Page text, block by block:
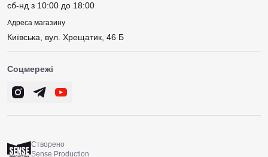
сб-нд з 10:00 до 18:00
Адреса магазину
Київська, вул. Хрещатик, 46 Б
Соцмережі
Створено
Sense Production